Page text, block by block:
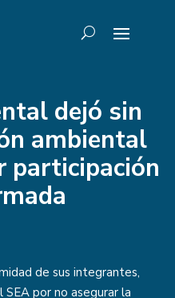
dejó sin
ambiental
participación
de sus integrantes,
por no asegurar la